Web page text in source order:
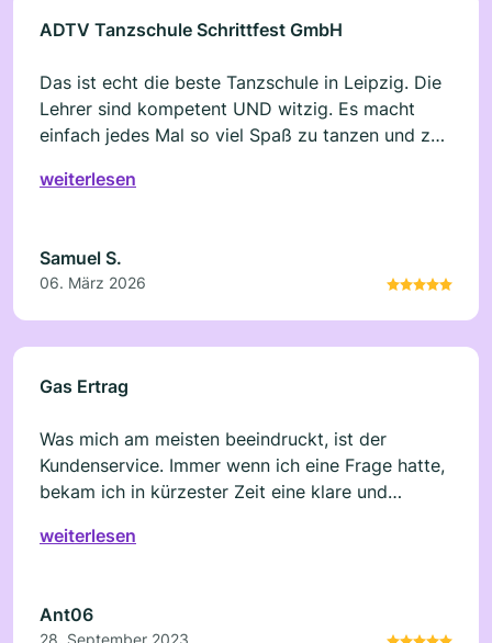
ADTV Tanzschule Schrittfest GmbH
Das ist echt die beste Tanzschule in Leipzig. Die
Lehrer sind kompetent UND witzig. Es macht
einfach jedes Mal so viel Spaß zu tanzen und zu
einfach einen anderen Termin nehmen. Toll!
weiterlesen
Samuel S.
06. März 2026
Gas Ertrag
Was mich am meisten beeindruckt, ist der
Kundenservice. Immer wenn ich eine Frage hatte,
bekam ich in kürzester Zeit eine klare und
da draußen, die solch einen hervorragenden
weiterlesen
Ant06
28. September 2023